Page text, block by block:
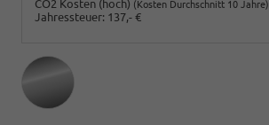
CO2 Kosten (hoch) (Kosten Durchschnitt 10 Jahre)
Jahressteuer: 137,- €